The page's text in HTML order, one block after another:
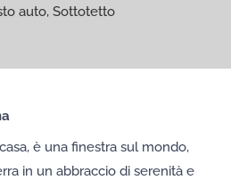
auto, Sottotetto
è una finestra sul mondo,
in un abbraccio di serenità e